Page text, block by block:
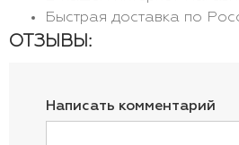
Быстрая доставка по
ОТЗЫВЫ:
Написать комментарий